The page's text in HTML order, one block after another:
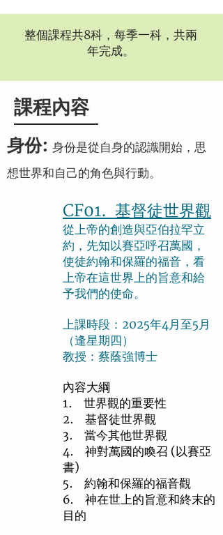
整個課程共8科，每季一科，共兩
年完成。
課程內容
身份: 身份是從自身的認識開始，思
想世界和自己的角色與行動。
CF01. 基督徒世界觀
從上帝的創造與亞伯拉罕立
約，先知以賽亞呼召萬國，
使徒約翰和保羅的福音，看
上帝在這世界上的旨意和給
予我們的使命。
上課時段：2025年4月至5月
（逢星期四）
教授：蔡蔭強博士
內容大綱
1. 世界觀的重要性
2. 基督徒世界觀
3. 當今其他世界觀
4. 神對萬國的喚召 (以賽亞
書)
5. 約翰和保羅的福音觀
6. 神在世上的旨意和終末的
目的